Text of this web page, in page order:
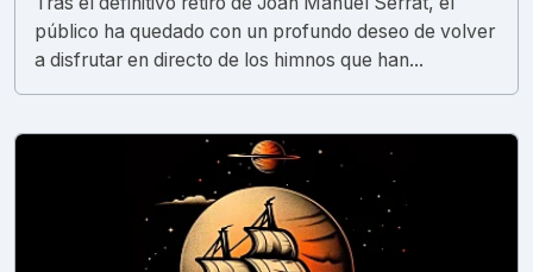
público ha quedado con un profundo deseo de volver
a disfrutar en directo de los himnos que han...